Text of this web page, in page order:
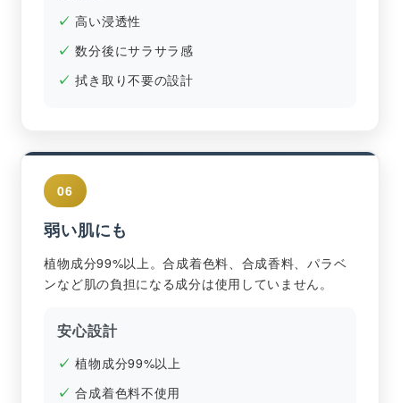
高い浸透性
数分後にサラサラ感
拭き取り不要の設計
06
弱い肌にも
植物成分99%以上。合成着色料、合成香料、パラベ
ンなど肌の負担になる成分は使用していません。
安心設計
植物成分99%以上
合成着色料不使用